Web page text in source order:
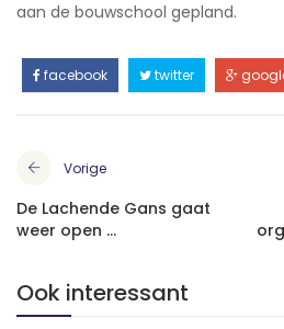
aan de bouwschool gepland.
facebook twitter
Vorige
De Lachende Gans gaat
weer open …
Ook interessant